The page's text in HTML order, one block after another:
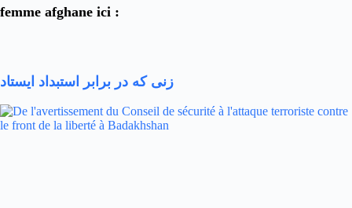
femme afghane ici :
زنی که در برابر استبداد ایستاد